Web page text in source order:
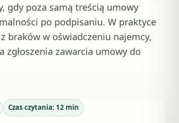
gdy poza samą treścią umowy
po podpisaniu. W praktyce
braków w oświadczeniu najemcy,
zgłoszenia zawarcia umowy do
Czas czytania: 12 min